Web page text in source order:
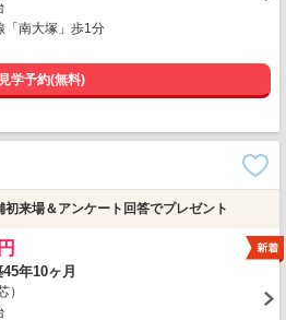
「南大塚」歩1分
見学予約(無料)
来場＆アンケート回答でプレゼント
45年10ヶ月
）